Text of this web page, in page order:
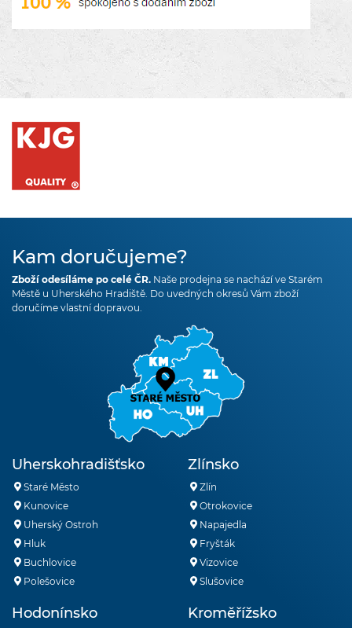
Kam doručujeme?
Zboží odesíláme po celé ČR. Naše prodejna se nachází ve Starém
Městě u Uherského Hradiště. Do uvedných okresů Vám zboží
doručíme vlastní dopravou.
Uherskohradišťsko
Staré Město
Kunovice
Uherský Ostroh
Hluk
Buchlovice
Polešovice
Zlínsko
Zlín
Otrokovice
Napajedla
Fryšták
Vizovice
Slušovice
Hodonínsko Kroměřížsko